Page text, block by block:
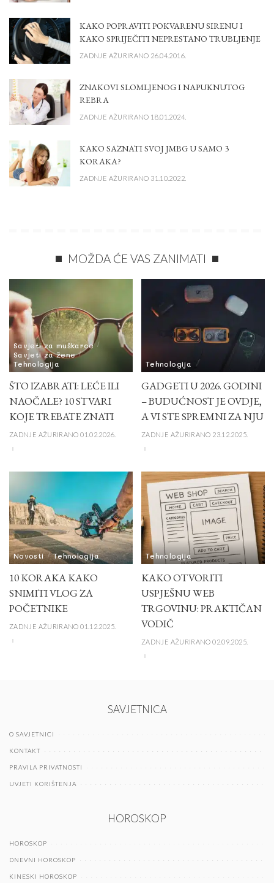
KAKO POPRAVITI POKVARENU SIRENU I
KAKO SPRIJEČITI NEPRESTANO TRUBLJENJE
ZADNJE AŽURIRANO 26.04.2016.
ZNAKOVI SLOMLJENOG I NAPUKNUTOG
REBRA
ZADNJE AŽURIRANO 18.01.2024.
KAKO SAZNATI SVOJ JMBG U SAMO 3
KORAKA?
ZADNJE AŽURIRANO 31.10.2022.
MOŽDA ĆE VAS ZANIMATI
Savjeti za muškarce
Savjeti za žene
Tehnologija
ŠTO IZABRATI: LEĆE ILI
NAOČALE? 10 STVARI
KOJE TREBATE ZNATI
ZADNJE AŽURIRANO 01.02.2026.
Tehnologija
GADGETI U 2026. GODINI
– BUDUĆNOST JE OVDJE,
A VI STE SPREMNI ZA NJU
ZADNJE AŽURIRANO 23.12.2025.
Novosti Tehnologija
10 KORAKA KAKO
SNIMITI VLOG ZA
POČETNIKE
ZADNJE AŽURIRANO 01.12.2025.
Tehnologija
KAKO OTVORITI
USPJEŠNU WEB
TRGOVINU: PRAKTIČAN
VODIČ
ZADNJE AŽURIRANO 02.09.2025.
SAVJETNICA
O SAVJETNICI
KONTAKT
PRAVILA PRIVATNOSTI
UVJETI KORIŠTENJA
HOROSKOP
HOROSKOP
DNEVNI HOROSKOP
KINESKI HOROSKOP